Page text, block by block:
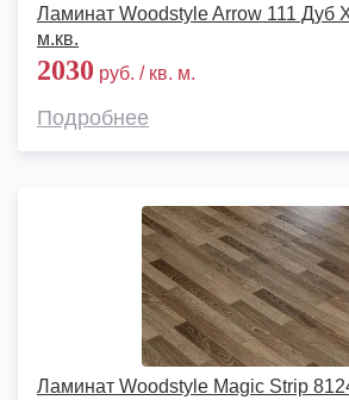
Ламинат Woodstyle Arrow 111 Дуб
м.кв.
2030 руб. / кв. м.
Подробнее
Ламинат Woodstyle Magic Strip